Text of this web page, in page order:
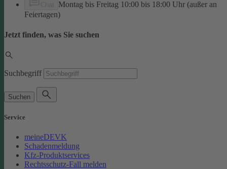
Montag bis Freitag 10:00 bis 18:00 Uhr (außer an
Feiertagen)
Jetzt finden, was Sie suchen
Suchbegriff
Suchen
Service
meineDEVK
Schadenmeldung
Kfz-Produktservices
Rechtsschutz-Fall melden